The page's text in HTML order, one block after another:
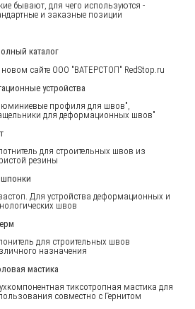
бывают, для чего используются -
и заказные позиции
каталог
сайте ООО "ВАТЕРСТОП" RedStop.ru
устройства
профиля для швов",
для деформационных швов"
для строительных швов из
резины
Для устройства деформационных и
швов
для строительных швов
назначения
мастика
тиксотропная мастика для
совместно с Гернитом